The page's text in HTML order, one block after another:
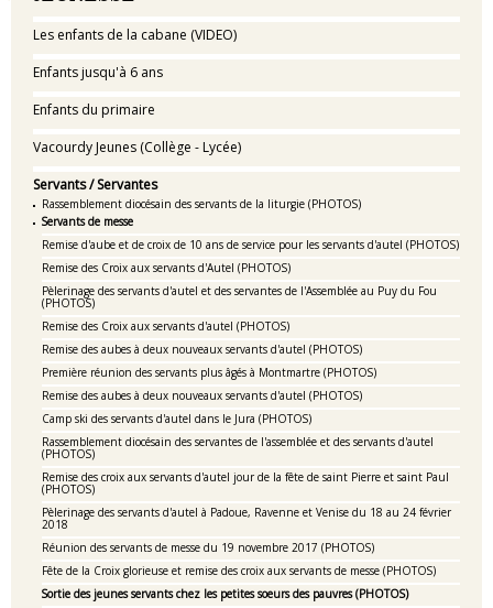
Les enfants de la cabane (VIDEO)
Enfants jusqu'à 6 ans
Enfants du primaire
Vacourdy Jeunes (Collège - Lycée)
Servants / Servantes
Rassemblement diocésain des servants de la liturgie (PHOTOS)
Servants de messe
Remise d'aube et de croix de 10 ans de service pour les servants d'autel (PHOTOS)
Remise des Croix aux servants d'Autel (PHOTOS)
Pèlerinage des servants d'autel et des servantes de l'Assemblée au Puy du Fou
(PHOTOS)
Remise des Croix aux servants d'autel (PHOTOS)
Remise des aubes à deux nouveaux servants d'autel (PHOTOS)
Première réunion des servants plus âgés à Montmartre (PHOTOS)
Remise des aubes à deux nouveaux servants d'autel (PHOTOS)
Camp ski des servants d'autel dans le Jura (PHOTOS)
Rassemblement diocésain des servantes de l'assemblée et des servants d'autel
(PHOTOS)
Remise des croix aux servants d'autel jour de la fête de saint Pierre et saint Paul
(PHOTOS)
Pèlerinage des servants d'autel à Padoue, Ravenne et Venise du 18 au 24 février
2018
Réunion des servants de messe du 19 novembre 2017 (PHOTOS)
Fête de la Croix glorieuse et remise des croix aux servants de messe (PHOTOS)
Sortie des jeunes servants chez les petites soeurs des pauvres (PHOTOS)